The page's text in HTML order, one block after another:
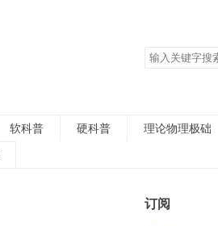
搜
软科普 硬科普 理论物理极础
订阅